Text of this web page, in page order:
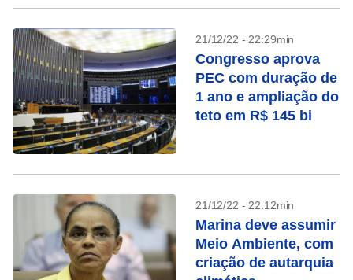
21/12/22 - 22:29min
Congresso aprova
PEC com duração de
1 ano e ampliação do
teto em R$ 145 bi
21/12/22 - 22:12min
Marina deve assumir
Meio Ambiente, com
criação de autarquia